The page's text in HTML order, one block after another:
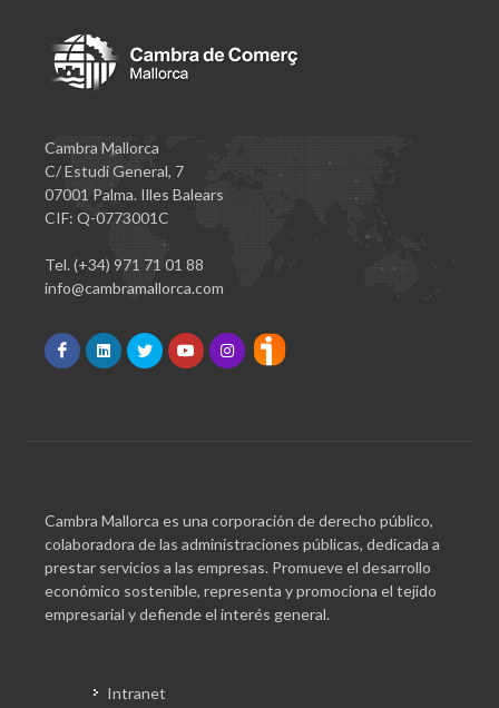
Cambra Mallorca
C/ Estudi General, 7
07001 Palma. Illes Balears
CIF: Q-0773001C
Tel. (+34) 971 71 01 88
info@cambramallorca.com
Cambra Mallorca es una corporación de derecho público,
colaboradora de las administraciones públicas, dedicada a
prestar servicios a las empresas. Promueve el desarrollo
económico sostenible, representa y promociona el tejido
empresarial y defiende el interés general.
Intranet